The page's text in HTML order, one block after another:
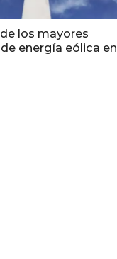
los mayores
energía eólica en